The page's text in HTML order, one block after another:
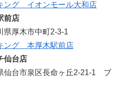
ング イオンモール大和店
前店
県厚木市中町2-3-1
ング 本厚木駅前店
仙台店
仙台市泉区長命ヶ丘2-21-1 ブ